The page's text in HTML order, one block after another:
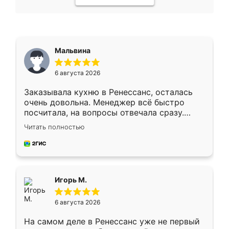
Мальвина
6 августа 2026
Заказывала кухню в Ренессанс, осталась
очень довольна. Менеджер всё быстро
посчитала, на вопросы отвечала сразу.
Замерщик приехал в субботу, подошёл к
делу со всей ответственностью. Собрали
за день, ребята работали аккуратно, даже
Читать полностью
Игорь М.
6 августа 2026
На самом деле в Ренессанс уже не первый